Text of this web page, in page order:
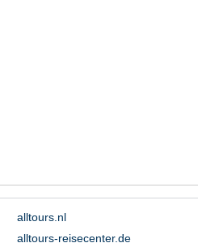
alltours.nl
alltours-reisecenter.de